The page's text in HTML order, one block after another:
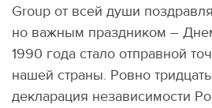
Group от всей души
но важным праздником –
1990 года стало отправной
нашей страны. Ровно
декларация независимости